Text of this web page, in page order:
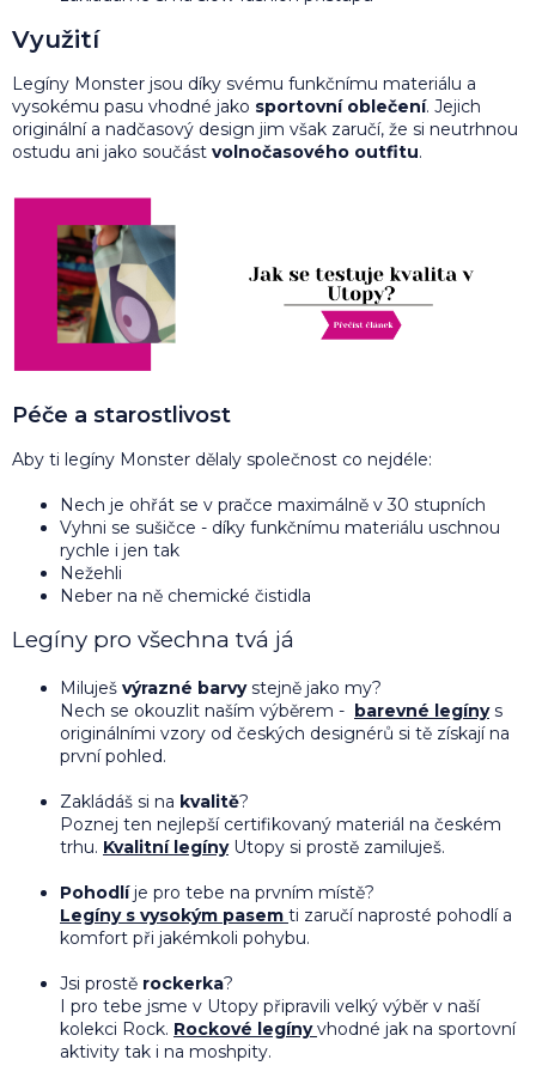
Využití
Legíny Monster jsou díky svému funkčnímu materiálu a
vysokému pasu vhodné jako sportovní oblečení. Jejich
originální a nadčasový design jim však zaručí, že si neutrhnou
ostudu ani jako součást volnočasového outfitu.
Péče a starostlivost
Aby ti legíny Monster dělaly společnost co nejdéle:
Nech je ohřát se v pračce maximálně v 30 stupních
Vyhni se sušičce - díky funkčnímu materiálu uschnou
rychle i jen tak
Nežehli
Neber na ně chemické čistidla
Legíny pro všechna tvá já
Miluješ výrazné barvystejně jako my?
Nech se okouzlit naším výběrem - barevné legínys
originálními vzory od českých designérů si tě získají na
první pohled.
Zakládáš si na kvalitě?
Poznej ten nejlepší certifikovaný materiál na českém
trhu. Kvalitní legínyUtopy si prostě zamiluješ.
Pohodlíje pro tebe na prvním místě?
Legíny s vysokým pasem ti zaručí naprosté pohodlí a
komfort při jakémkoli pohybu.
Jsi prostě rockerka?
I pro tebe jsme v Utopy připravili velký výběr v naší
kolekci Rock. Rockové legínyvhodné jak na sportovní
aktivity tak i na moshpity.